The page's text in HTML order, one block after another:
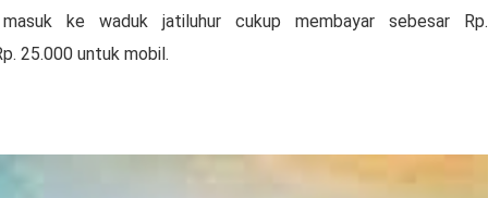
ke waduk jatiluhur cukup membayar sebesar Rp.
25.000 untuk mobil.